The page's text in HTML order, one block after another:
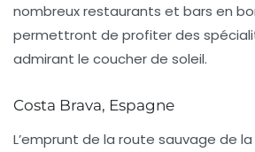
nombreux restaurants et bars en
permettront de profiter des
admirant le coucher de soleil.
Costa Brava, Espagne
L’emprunt de la route sauvage de